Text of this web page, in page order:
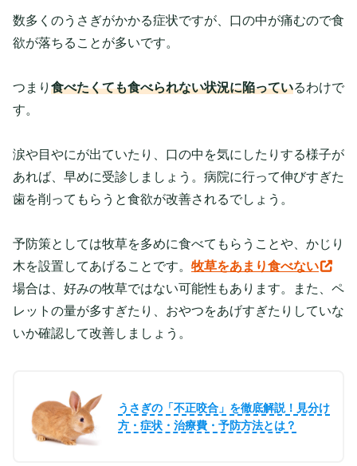
数多くのうさぎがかかる症状ですが、口の中が痛むので食
欲が落ちることが多いです。
つまり 食べたくても食べられない状況に陥っているわけで
す。
涙や目やにが出ていたり、口の中を気にしたりする様子が
あれば、早めに受診しましょう。病院に行って伸びすぎた
歯を削ってもらうと食欲が改善されるでしょう。
予防策としては牧草を多めに食べてもらうことや、かじり
木を設置してあげることです。 牧草をあまり食べない
場合は、好みの牧草ではない可能性もあります。また、ペ
レットの量が多すぎたり、おやつをあげすぎたりしていな
いか確認して改善しましょう。
うさぎの「不正咬合」を徹底解説！見分け
方・症状・治療費・予防方法とは？